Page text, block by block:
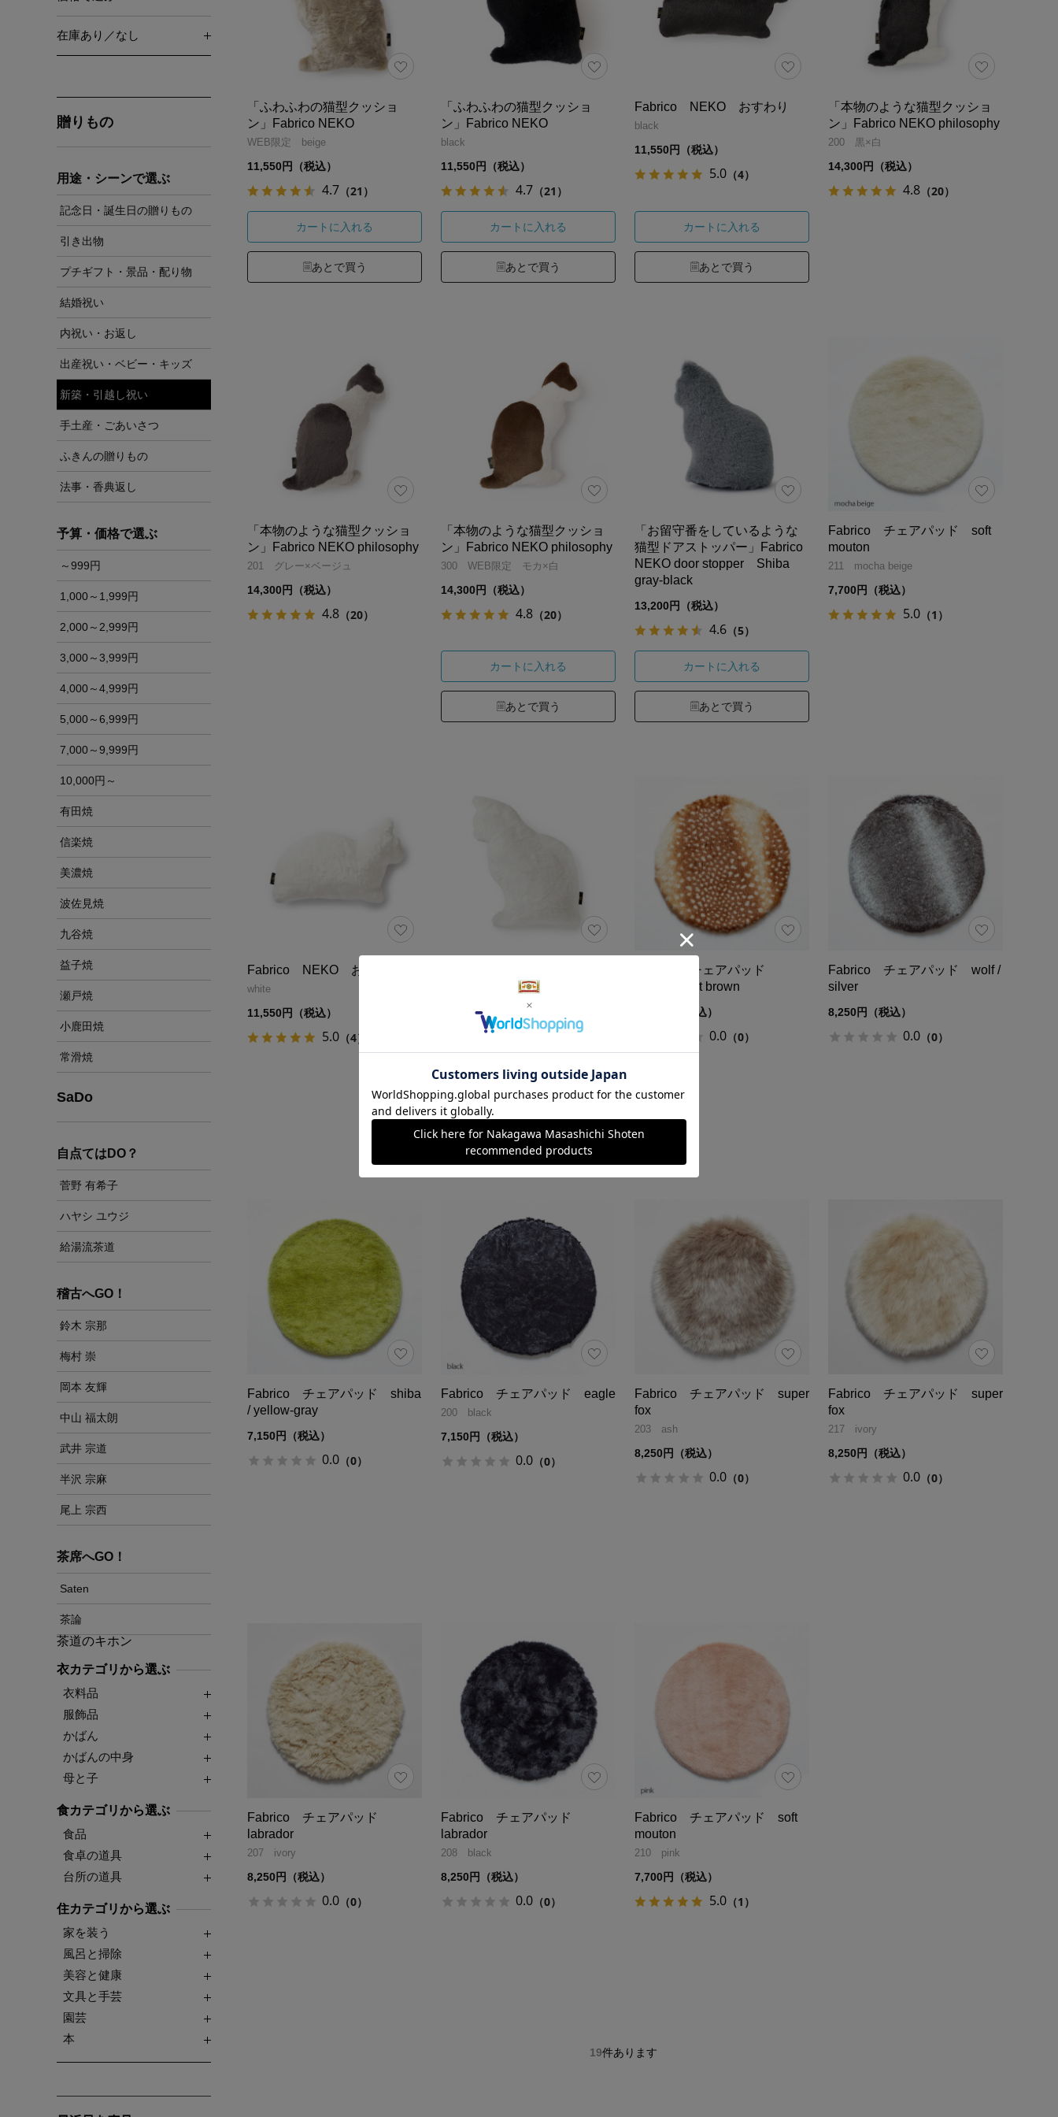
在庫あり／なし
贈りもの
用途・シーンで選ぶ
記念日・誕生日の贈りもの
引き出物
プチギフト・景品・配り物
結婚祝い
内祝い・お返し
出産祝い・ベビー・キッズ
新築・引越し祝い
手土産・ごあいさつ
ふきんの贈りもの
法事・香典返し
予算・価格で選ぶ
～999円
1,000～1,999円
2,000～2,999円
3,000～3,999円
4,000～4,999円
5,000～6,999円
7,000～9,999円
10,000円～
有田焼
信楽焼
美濃焼
波佐見焼
九谷焼
益子焼
瀬戸焼
小鹿田焼
常滑焼
SaDo
自点てはDO？
菅野 有希子
ハヤシ ユウジ
給湯流茶道
稽古へGO！
鈴木 宗那
梅村 崇
岡本 友輝
中山 福太朗
武井 宗道
半沢 宗麻
尾上 宗西
茶席へGO！
Saten
茶論
茶道のキホン
衣カテゴリから選ぶ
衣料品
服飾品
かばん
かばんの中身
母と子
食カテゴリから選ぶ
食品
食卓の道具
台所の道具
住カテゴリから選ぶ
家を装う
風呂と掃除
美容と健康
文具と手芸
園芸
本
「ふわふわの猫型クッショ
ン」Fabrico NEKO
WEB限定 beige
11,550円（税込）
4.7 （21）
カートに入れる
あとで買う
「ふわふわの猫型クッショ
ン」Fabrico NEKO
black
11,550円（税込）
4.7 （21）
カートに入れる
あとで買う
Fabrico NEKO おすわり
black
11,550円（税込）
5.0 （4）
カートに入れる
あとで買う
「本物のような猫型クッショ
ン」Fabrico NEKO philosophy
200 黒×白
14,300円（税込）
4.8 （20）
「本物のような猫型クッショ
ン」Fabrico NEKO philosophy
201 グレー×ベージュ
14,300円（税込）
4.8 （20）
「本物のような猫型クッショ
ン」Fabrico NEKO philosophy
300 WEB限定 モカ×白
14,300円（税込）
4.8 （20）
カートに入れる
あとで買う
「お留守番をしているような
猫型ドアストッパー」Fabrico
NEKO door stopper Shiba
gray-black
13,200円（税込）
4.6 （5）
カートに入れる
あとで買う
Fabrico チェアパッド soft
mouton
211 mocha beige
7,700円（税込）
5.0 （1）
Fabrico NEKO おすわり
white
11,550円（税込）
5.0 （4）
ン」Fabrico NEKO
11,550円（税込）
4.7（21）
Fabrico チェアパッド
bambi / light brown
7,700円（税込）
0.0 （0）
Fabrico チェアパッド wolf /
silver
8,250円（税込）
0.0 （0）
Fabrico チェアパッド shiba
/ yellow-gray
7,150円（税込）
0.0 （0）
Fabrico チェアパッド eagle
200 black
7,150円（税込）
0.0 （0）
Fabrico チェアパッド super
fox
203 ash
8,250円（税込）
0.0 （0）
Fabrico チェアパッド super
fox
217 ivory
8,250円（税込）
0.0 （0）
Fabrico チェアパッド
labrador
207 ivory
8,250円（税込）
0.0 （0）
Fabrico チェアパッド
labrador
208 black
8,250円（税込）
0.0 （0）
Fabrico チェアパッド soft
mouton
210 pink
7,700円（税込）
5.0 （1）
19件あります